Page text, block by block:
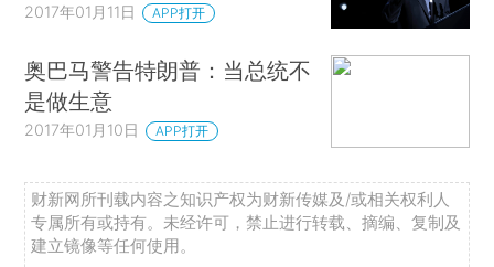
2017年01月11日 APP打开
奥巴马警告特朗普：当总统不
是做生意
2017年01月10日 APP打开
财新网所刊载内容之知识产权为财新传媒及/或相关权利人
专属所有或持有。未经许可，禁止进行转载、摘编、复制及
建立镜像等任何使用。